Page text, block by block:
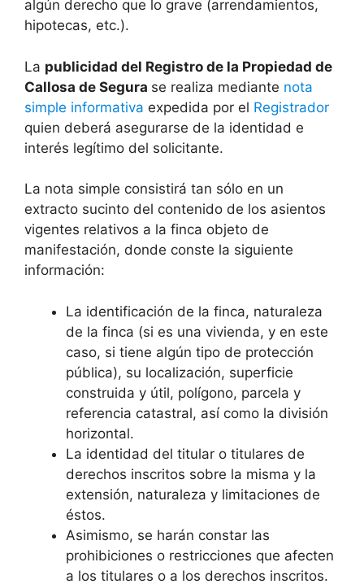
algún derecho que lo grave (arrendamientos,
hipotecas, etc.).
La publicidad del Registro de la Propiedad de
Callosa de Segura se realiza mediante nota
simple informativa expedida por el Registrador
quien deberá asegurarse de la identidad e
interés legítimo del solicitante.
La nota simple consistirá tan sólo en un
extracto sucinto del contenido de los asientos
vigentes relativos a la finca objeto de
manifestación, donde conste la siguiente
información:
La identificación de la finca, naturaleza
de la finca (si es una vivienda, y en este
caso, si tiene algún tipo de protección
pública), su localización, superficie
construida y útil, polígono, parcela y
referencia catastral, así como la división
horizontal.
La identidad del titular o titulares de
derechos inscritos sobre la misma y la
extensión, naturaleza y limitaciones de
éstos.
Asimismo, se harán constar las
prohibiciones o restricciones que afecten
a los titulares o a los derechos inscritos.